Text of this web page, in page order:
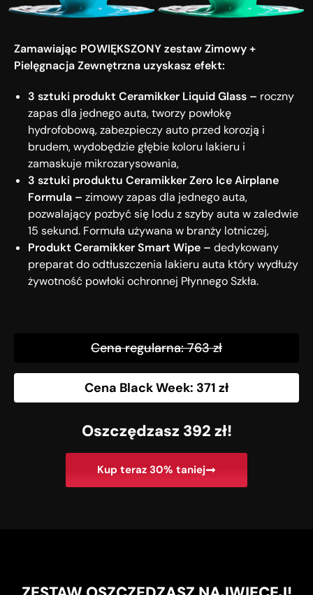
Zamawiając POWIĘKSZONY zestaw Zimowy +
Pielęgnacja Zewnętrzna uzyskasz efekt:
3 sztuki produkt Ceramikker Liquid Glass – roczny
zapas dla jednego auta, tworzy powłokę
hydrofobową, zabezpieczy auto przed korozją i
brudem, wydobędzie głębie koloru lakieru i
zamaskuje mikrozarysowania,
3 sztuki produktu Ceramikker Zero Ice Airplane
Formula – zimowy zapas dla jednego auta,
pozwalający pozbyć się lodu z szyby auta w zaledwie
15 sekund. Formuła używana w branży lotniczej,
Produkt Ceramikker Smart Wipe – dedykowany
preparat do odtłuszczenia lakieru auta który wydłuży
żywotność powłoki ochronnej Płynnego Szkła.
Cena regularna: 763 zł
Cena Black Week: 371 zł
Oszczędzasz 392 zł!
Kup teraz 30% taniej